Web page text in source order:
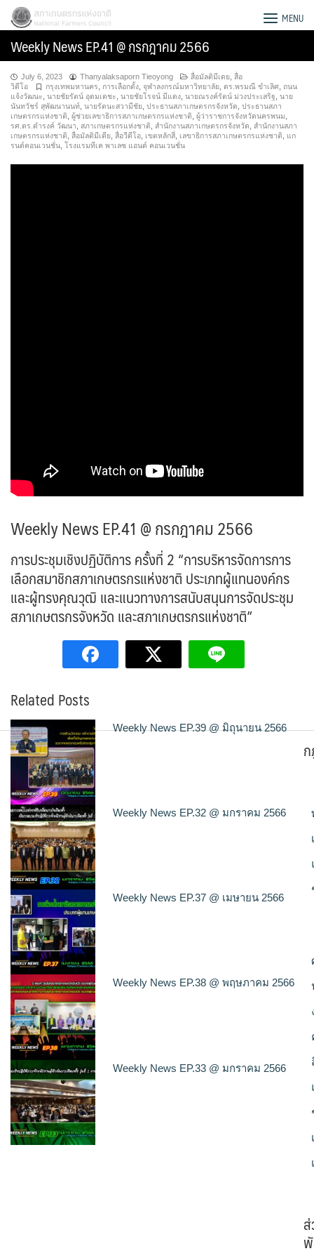
Skip
content
สภาเกษตรกรแห่งชาติ MENU
Weekly News EP.41 @ กรกฎาคม 2566
July 6, 2023 Thanyalaksaporn Tieoyong สื่อมัลติมีเดย สื่อ
วิดีโอ
กรุงเทพมหานคร การเลือกตั้ง จุฬาลงกรณ์มหาวิทยาลัย ดร.พรมณี ขำเลิศ
ถนน
แจ้งวัฒนะ นายชัยรัตน์ อุดมเดชะ นายชัยโรจน์ มีแดง นายณรงค์รัตน์ ม่วงประเสริฐ นาย
นันทวัชร์ สุพัฒนานนท์ นายรัตนะสวามีชัย ประธานสภาเกษตรกรจังหวัด ประธานสภา
เกษตรกรแห่งชาติ ผู้ช่วยเลขาธิการสภาเกษตรกรแห่งชาติ ผู้ว่าราชการจังหวัดนครพนม
รศ.ดร.ดำรงค์ วัฒนา
สภาเกษตรกรแห่งชาติ สำนักงานสภาเกษตรกรจังหวัด
สำนักงานสภา
เกษตรกรแห่งชาติ สื่อมัลติมีเดีย สื่อวีดีโอ เขตหลักสี่ เลขาธิการสภาเกษตรกรแห่งชาติ
แก
รนด์คอนเวนชั่น โรงแรมทีเค พาเลซ แอนด์ คอนเวนชั่น
Weekly News EP.41 @ กรกฎาคม 2566
การประชุมเชิงปฏิบัติการ ครั้งที่ 2 “การบริหารจัดการการ
เลือกสมาชิกสภาเกษตรกรแห่งชาติ ประเภทผู้แทนองค์กร
และผู้ทรงคุณวุฒิ และแนวทางการสนับสนุนการจัดประชุม
สภาเกษตรกรจังหวัด และสภาเกษตรกรแห่งชาติ”
Related Posts
Weekly News EP.39 @ มิถุนายน 2566
Weekly News EP.32 @ มกราคม 2566
Weekly News EP.37 @ เมษายน 2566
Weekly News EP.38 @ พฤษภาคม 2566
Weekly News EP.33 @ มกราคม 2566